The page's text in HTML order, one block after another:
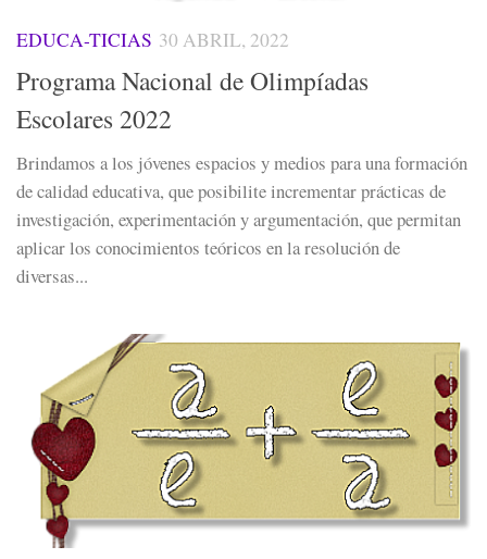
EDUCA-TICIAS 30 ABRIL, 2022
Programa Nacional de Olimpíadas
Escolares 2022
Brindamos a los jóvenes espacios y medios para una formación
de calidad educativa, que posibilite incrementar prácticas de
investigación, experimentación y argumentación, que permitan
aplicar los conocimientos teóricos en la resolución de
diversas...